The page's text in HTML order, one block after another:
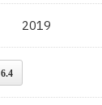
2019
6.4